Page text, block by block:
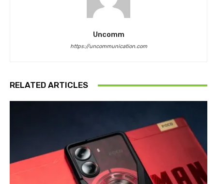
Uncomm
https://uncommunication.com
RELATED ARTICLES